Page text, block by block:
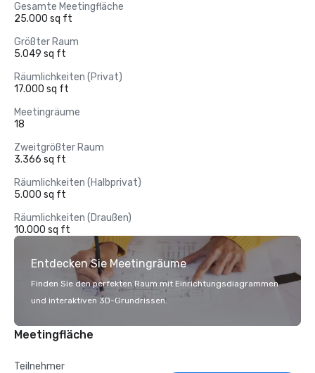
Gesamte Meetingfläche
25.000 sq ft
Größter Raum
5.049 sq ft
Räumlichkeiten (Privat)
17.000 sq ft
Meetingräume
18
Zweitgrößter Raum
3.366 sq ft
Räumlichkeiten (Halbprivat)
5.000 sq ft
Räumlichkeiten (Draußen)
10.000 sq ft
Entdecken Sie Meetingräume
Finden Sie den perfekten Raum mit Einrichtungsdiagrammen
und interaktiven 3D-Grundrissen.
Meetingfläche
Teilnehmer